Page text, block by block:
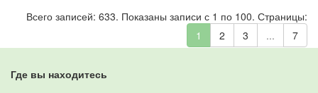
Всего записей: 633. Показаны записи с 1 по 100. Страницы:
1
2 3 ... 7
Где вы находитесь